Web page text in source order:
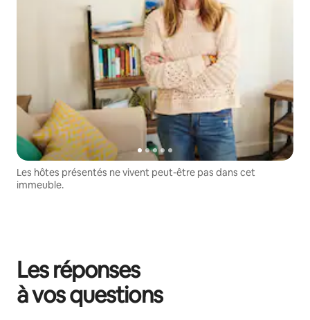
Les hôtes présentés ne vivent peut-être pas dans cet
immeuble.
Les réponses
à vos questions